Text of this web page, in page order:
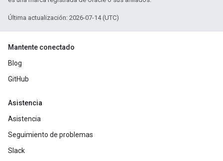
Última actualización: 2026-07-14 (UTC)
Mantente conectado
Blog
GitHub
Asistencia
Asistencia
Seguimiento de problemas
Slack